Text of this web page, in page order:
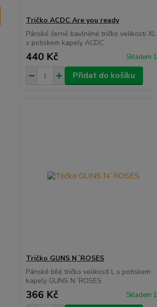
Tričko ACDC Are you ready
Pánské černé bavlněné tričko velikosti XL
s potiskem kapely ACDC
440 Kč Skladem 1
Přidat do košíku
Tričko GUNS N´ROSES
Pánské bílé tričko velikosti L s potiskem
kapely GUNS N´ROSES
366 Kč Skladem 1